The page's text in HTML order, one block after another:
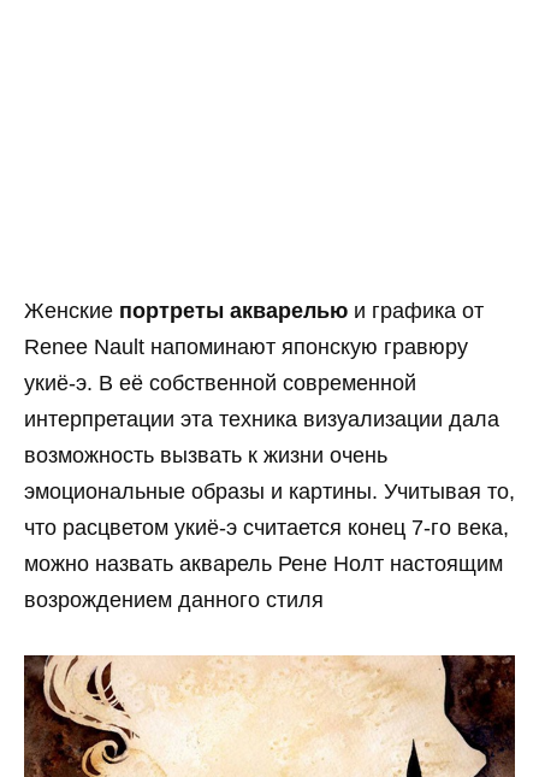
Женские портреты акварелью и графика от
Renee Nault напоминают японскую гравюру
укиё-э. В её собственной современной
интерпретации эта техника визуализации дала
возможность вызвать к жизни очень
эмоциональные образы и картины. Учитывая то,
что расцветом укиё-э считается конец 7-го века,
можно назвать акварель Рене Нолт настоящим
возрождением данного стиля